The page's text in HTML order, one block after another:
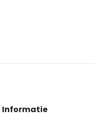
Informatie